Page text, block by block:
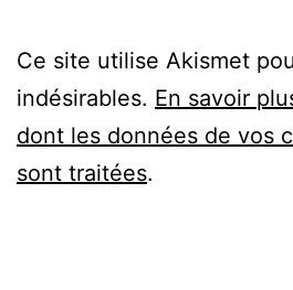
Ce site utilise Akismet
indésirables. En savoir
dont les données de vos
sont traitées.